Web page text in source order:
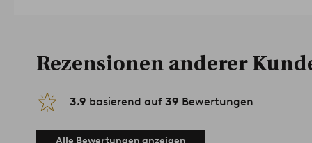
Rezensionen anderer
3.9 basierend auf 39 Bewertungen
Alle Bewertungen anzeigen